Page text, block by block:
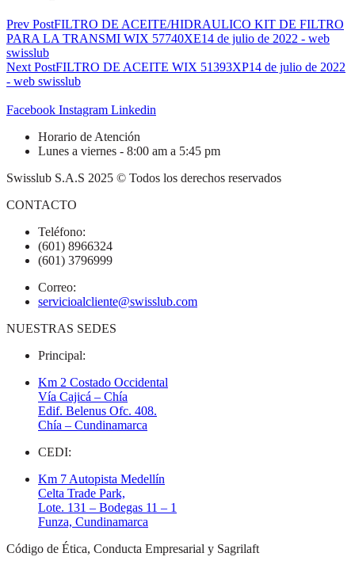
Prev PostFILTRO DE ACEITE/HIDRAULICO KIT DE FILTRO
PARA LA TRANSMI WIX 57740XE14 de julio de 2022 - web
swisslub
Next PostFILTRO DE ACEITE WIX 51393XP14 de julio de 2022
- web swisslub
Facebook Instagram Linkedin
Horario de Atención
Lunes a viernes - 8:00 am a 5:45 pm
Swisslub S.A.S 2025 © Todos los derechos reservados
CONTACTO
Teléfono:
(601) 8966324
(601) 3796999
Correo:
servicioalcliente@swisslub.com
NUESTRAS SEDES
Principal:
Km 2 Costado Occidental
Vía Cajicá – Chía
Edif. Belenus Ofc. 408.
Chía – Cundinamarca
CEDI:
Km 7 Autopista Medellín
Celta Trade Park,
Lote. 131 – Bodegas 11 – 1
Funza, Cundinamarca
Código de Ética, Conducta Empresarial y Sagrilaft